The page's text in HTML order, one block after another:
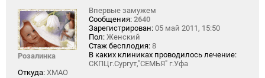
Розалинка
Впервые замужем
Сообщения: 2640
Зарегистрирован: 05 май 2011, 15:50
Пол: Женский
Стаж бесплодия: 8
В каких клиниках проводилось лечение:
СКПЦг.Сургут,"СЕМЬЯ" г.Уфа
Откуда: ХМАО